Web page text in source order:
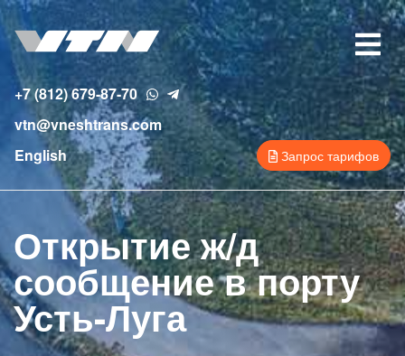
Перейти
основному
содержанию
Toggle
+7 (812) 679-87-70
vtn@vneshtrans.com
English
Запрос тарифов
Открытие ж/д
сообщение в порту
Усть-Луга